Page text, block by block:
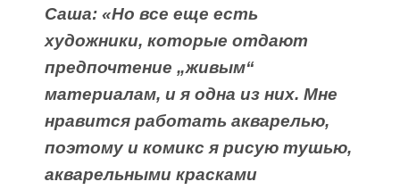
Саша: «Но все еще есть
художники, которые отдают
предпочтение „живым“
материалам, и я одна из них. Мне
нравится работать акварелью,
поэтому и комикс я рисую тушью,
акварельными красками